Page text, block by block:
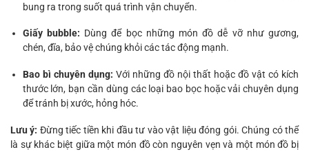
bung ra trong suốt quá trình vận chuyển.
Giấy bubble: Dùng để bọc những món đồ dễ vỡ như gương,
chén, đĩa, bảo vệ chúng khỏi các tác động mạnh.
Bao bì chuyên dụng: Với những đồ nội thất hoặc đồ vật có kích
thước lớn, bạn cần dùng các loại bao bọc hoặc vải chuyên dụng
để tránh bị xước, hỏng hóc.
Lưu ý: Đừng tiếc tiền khi đầu tư vào vật liệu đóng gói. Chúng có thể
là sự khác biệt giữa một món đồ còn nguyên vẹn và một món đồ bị